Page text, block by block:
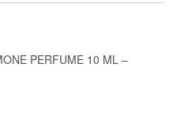
PERFUME 10 ML –